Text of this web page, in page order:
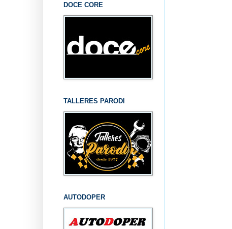
DOCE CORE
TALLERES PARODI
AUTODOPER